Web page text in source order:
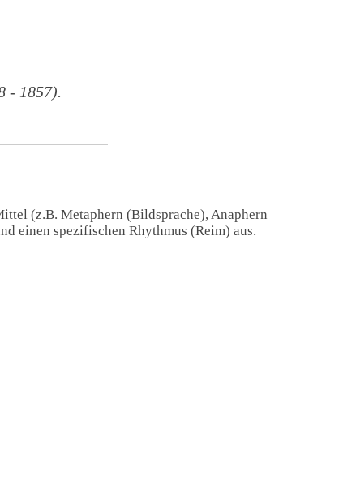
1857).
(z.B. Metaphern (Bildsprache), Anaphern
einen spezifischen Rhythmus (Reim) aus.